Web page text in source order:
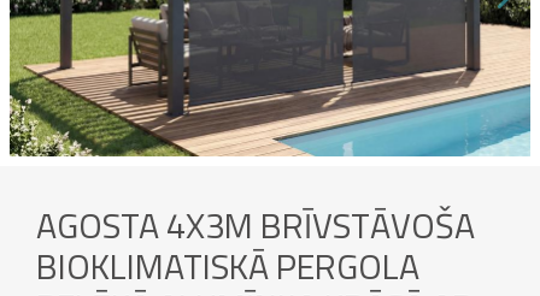
AGOSTA 4X3M BRĪVSTĀVOŠA
BIOKLIMATISKĀ PERGOLA